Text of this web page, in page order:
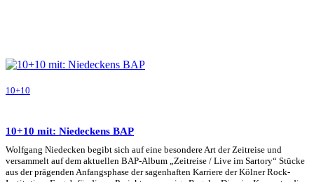
10+10
10+10 mit: Niedeckens BAP
Wolfgang Niedecken begibt sich auf eine besondere Art der Zeitreise und
versammelt auf dem aktuellen BAP-Album „Zeitreise / Live im Sartory“ Stücke
aus der prägenden Anfangsphase der sagenhaften Karriere der Kölner Rock-